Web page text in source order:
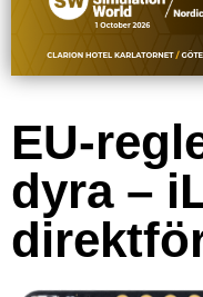
EU-
dyra –